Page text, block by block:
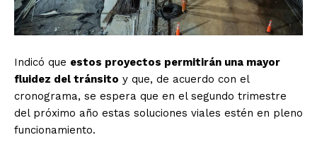
Indicó que estos proyectos permitirán una mayor
fluidez del tránsito y que, de acuerdo con el
cronograma, se espera que en el segundo trimestre
del próximo año estas soluciones viales estén en pleno
funcionamiento.